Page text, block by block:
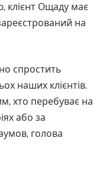
клієнт Ощаду має
на
спростить
наших клієнтів.
хто перебуває на
або за
голова